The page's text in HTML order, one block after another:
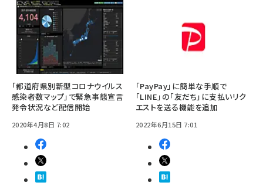
「都道府県別新型コロナウイルス
感染者数マップ」で緊急事態宣言
発令状況など配信開始
2020年4月8日 7:02
「PayPay」に簡単な手順で
「LINE」の「友だち」に支払いリク
エストを送る機能を追加
2022年6月15日 7:01